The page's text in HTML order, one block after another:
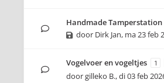
Handmade Tamperstation
door Dirk Jan, ma 23 feb
Vogelvoer en vogeltjes 1
doorgilleko B.,di 03 feb